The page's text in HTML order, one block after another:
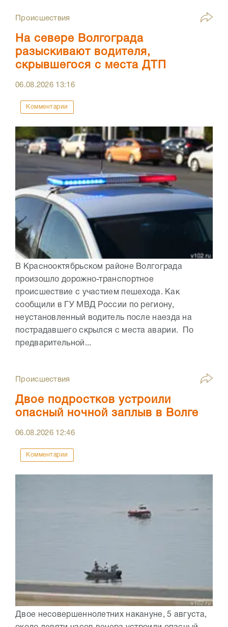
Происшествия
На севере Волгограда
разыскивают водителя,
скрывшегося с места ДТП
06.08.2026 13:16
Комментарии
В Краснооктябрьском районе Волгограда
произошло дорожно-транспортное
происшествие с участием пешехода. Как
сообщили в ГУ МВД России по региону,
неустановленный водитель после наезда на
пострадавшего скрылся с места аварии. По
предварительной...
Происшествия
Двое подростков устроили
опасный ночной заплыв в Волге
06.08.2026 12:46
Комментарии
Двое несовершеннолетних накануне, 5 августа,